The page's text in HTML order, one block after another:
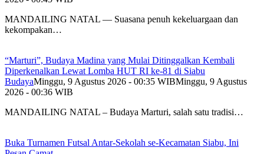
MANDAILING NATAL — Suasana penuh kekeluargaan dan
kekompakan…
“Marturi”, Budaya Madina yang Mulai Ditinggalkan Kembali
Diperkenalkan Lewat Lomba HUT RI ke-81 di Siabu
BudayaMinggu, 9 Agustus 2026 - 00:35 WIBMinggu, 9 Agustus
2026 - 00:36 WIB
MANDAILING NATAL – Budaya Marturi, salah satu tradisi…
Buka Turnamen Futsal Antar-Sekolah se-Kecamatan Siabu, Ini